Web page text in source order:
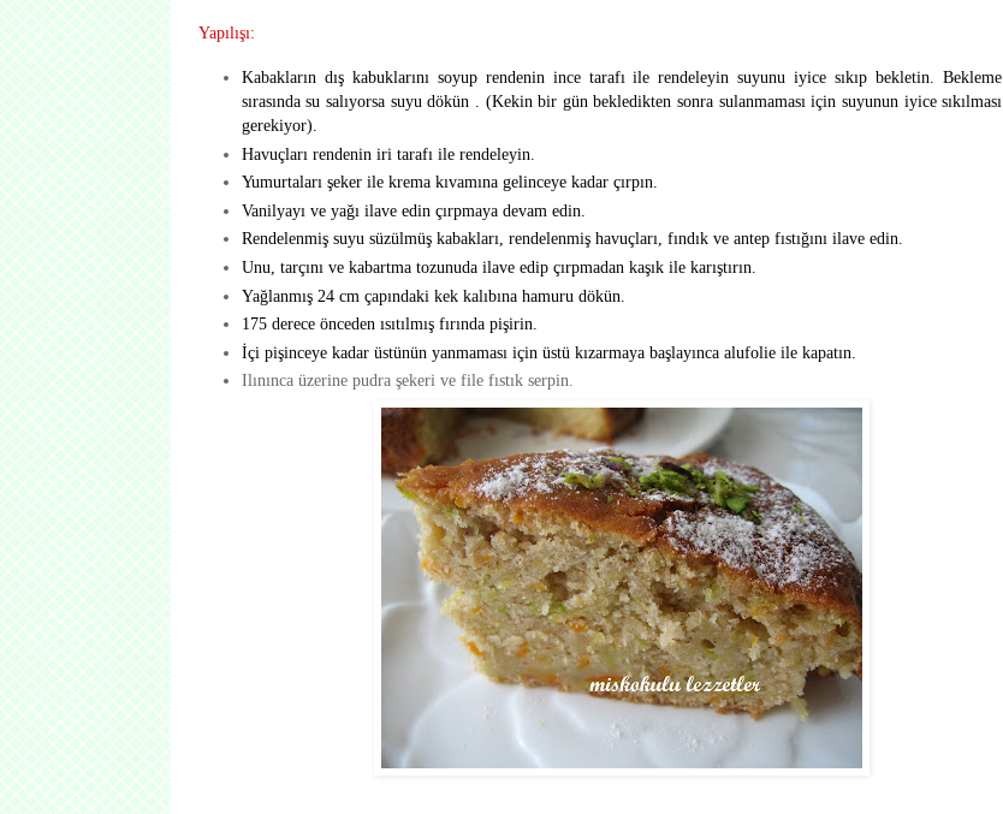
Yapılışı:
Kabakların dış kabuklarını soyup rendenin ince tarafı ile rendeleyin suyunu iyice sıkıp bekletin. Bekleme
sırasında su salıyorsa suyu dökün . (Kekin bir gün bekledikten sonra sulanmaması için suyunun iyice sıkılması
gerekiyor).
Havuçları rendenin iri tarafı ile rendeleyin.
Yumurtaları şeker ile krema kıvamına gelinceye kadar çırpın.
Vanilyayı ve yağı ilave edin çırpmaya devam edin.
Rendelenmiş suyu süzülmüş kabakları, rendelenmiş havuçları, fındık ve antep fıstığını ilave edin.
Unu, tarçını ve kabartma tozunuda ilave edip çırpmadan kaşık ile karıştırın.
Yağlanmış 24 cm çapındaki kek kalıbına hamuru dökün.
175 derece önceden ısıtılmış fırında pişirin.
İçi pişinceye kadar üstünün yanmaması için üstü kızarmaya başlayınca alufolie ile kapatın.
Ilınınca üzerine pudra şekeri ve file fıstık serpin.